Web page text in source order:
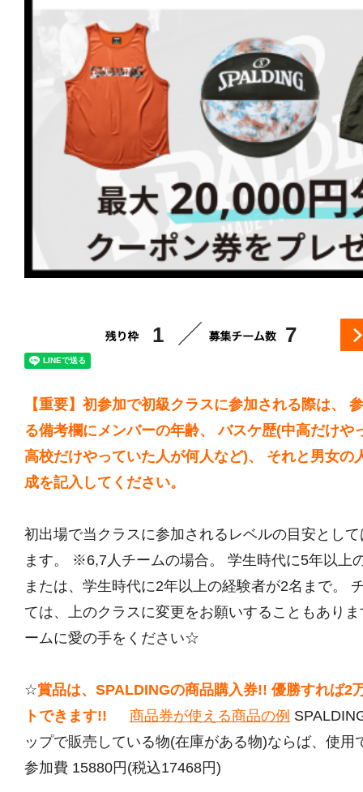
1 7
【重要】初参加で初級クラスに参加される際は、
る備考欄にメンバーの年齢、 バスケ歴(中高だけや
高校だけやっていた人が何人など)、 それと男女の
成を記入してください。
初出場で当クラスに参加されるレベルの目安とし
ます。 ※6,7人チームの場合。 学生時代に5年以上
または、学生時代に2年以上の経験者が2名まで。
ては、上のクラスに変更をお願いすることもあり
ームに愛の手をください☆
☆賞品は、SPALDINGの商品購入券!! 優勝すれば2
トできます!!
商品券が使える商品の例
ップで販売している物(在庫がある物)ならば、使用
参加費 15880円(税込17468円)